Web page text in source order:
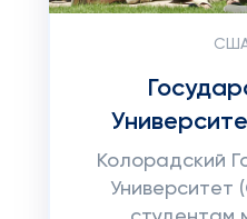
Колорадский
Университет